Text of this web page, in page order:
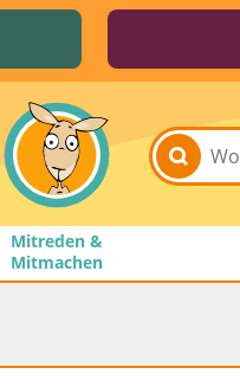
Mitreden &
Mitmachen